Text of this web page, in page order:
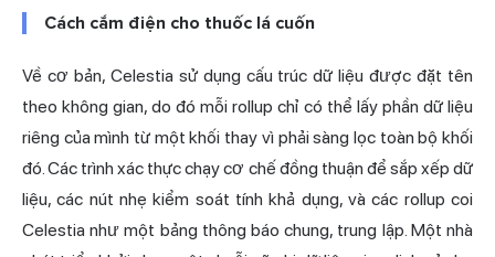
Cách cắm điện cho thuốc lá cuốn
Về cơ bản, Celestia sử dụng cấu trúc dữ liệu được đặt tên
theo không gian, do đó mỗi rollup chỉ có thể lấy phần dữ liệu
riêng của mình từ một khối thay vì phải sàng lọc toàn bộ khối
đó. Các trình xác thực chạy cơ chế đồng thuận để sắp xếp dữ
liệu, các nút nhẹ kiểm soát tính khả dụng, và các rollup coi
Celestia như một bảng thông báo chung, trung lập. Một nhà